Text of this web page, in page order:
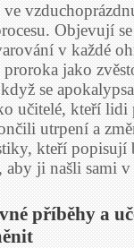
Objevují
v každé
jako
se
učitelé, kteří
utrpení a
kteří popisují
ji našli sami v
příběhy a